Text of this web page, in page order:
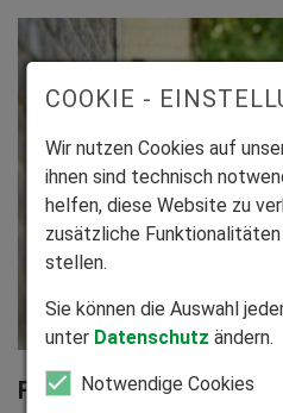
Fachgerechte Montage
COOKIE -
Wir nutzen Cookies auf
ihnen sind technisch
helfen, diese Website zu
zusätzliche
stellen.
Sie können die Auswahl
unter Datenschutz ändern.
Notwendige Cookies